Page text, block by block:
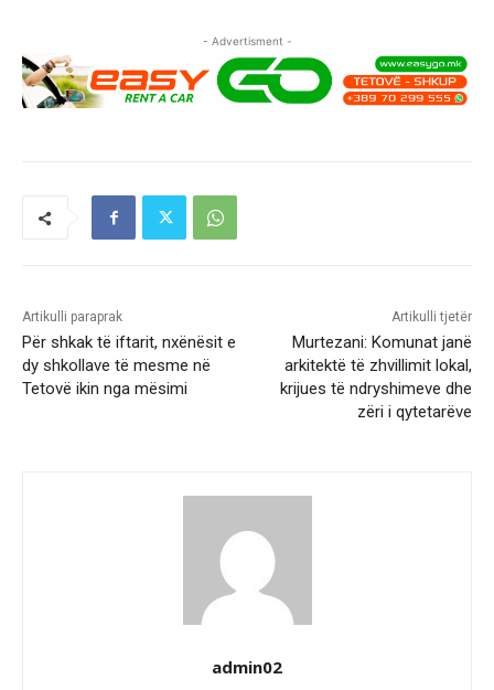
- Advertisment -
Artikulli paraprak
Për shkak të iftarit, nxënësit e
dy shkollave të mesme në
Tetovë ikin nga mësimi
Artikulli tjetër
Murtezani: Komunat janë
arkitektë të zhvillimit lokal,
krijues të ndryshimeve dhe
zëri i qytetarëve
admin02